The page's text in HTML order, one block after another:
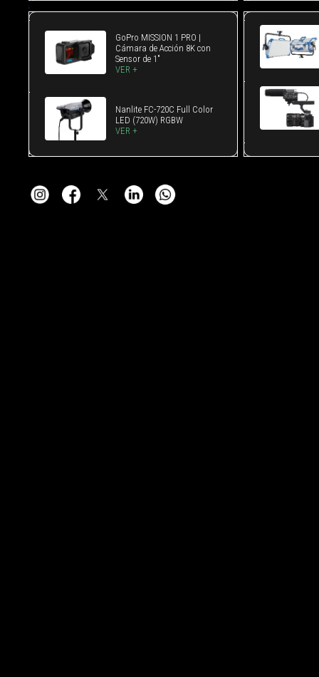
GoPro MISSION 1 PRO |
Cámara de Acción 8K con
Sensor de 1"
VER +
Nanlite FC-720C Full Color
LED (720W) RGBW
VER +